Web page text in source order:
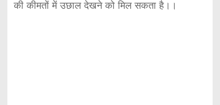
की कीमतों में उछाल देखने को मिल सकता है।।